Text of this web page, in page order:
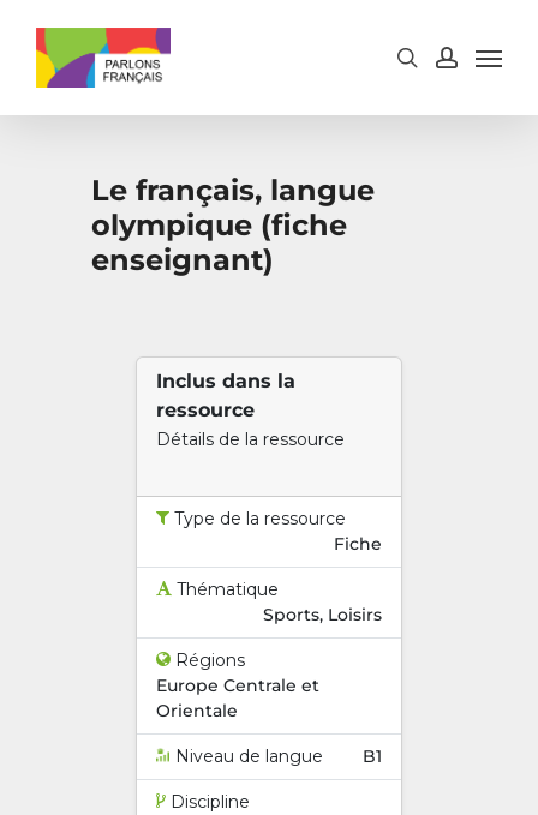
Le français, langue
olympique (fiche
enseignant)
Inclus dans la
ressource
Détails de la ressource
Type de la ressource
Fiche
Thématique
Sports, Loisirs
Régions
Europe Centrale et
Orientale
Niveau de langue B1
Discipline